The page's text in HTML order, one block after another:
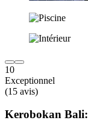
10
Exceptionnel
(15 avis)
Kerobokan